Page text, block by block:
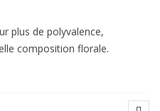
plus de polyvalence,
composition florale.